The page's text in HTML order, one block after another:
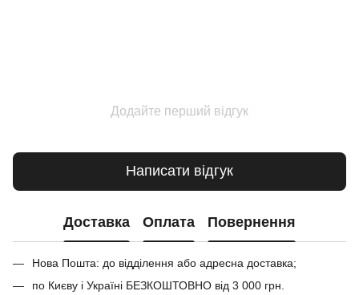
Додайте перший відгук
Написати відгук
Доставка Оплата Повернення
Нова Пошта: до відділення або адресна доставка;
по Києву і Україні БЕЗКОШТОВНО від 3 000 грн.